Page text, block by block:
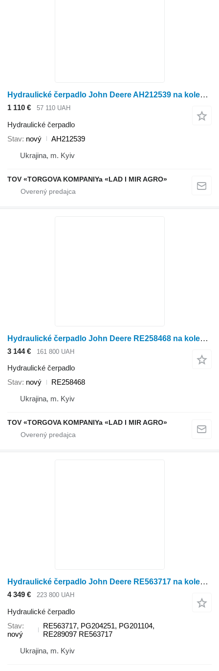
Hydraulické čerpadlo John Deere AH212539 na kolesového traktora John Deere
1 110 € 57 110 UAH
Hydraulické čerpadlo
Stav nový
AH212539
Ukrajina, m. Kyiv
TOV «TORGOVA KOMPANIYa «LAD I MIR AGRO»
Hydraulické čerpadlo John Deere RE258468 na kolesového traktora
3 144 € 161 800 UAH
Hydraulické čerpadlo
Stav nový
RE258468
Ukrajina, m. Kyiv
TOV «TORGOVA KOMPANIYa «LAD I MIR AGRO»
Hydraulické čerpadlo John Deere RE563717 na kolesového traktora John Deere
4 349 € 223 800 UAH
Hydraulické čerpadlo
Stav
nový
RE563717, PG204251, PG201104,
RE289097 RE563717
Ukrajina, m. Kyiv